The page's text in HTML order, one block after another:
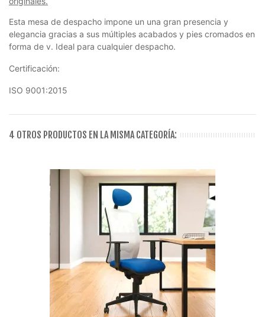
Esta mesa de despacho impone un una gran presencia y
elegancia gracias a sus múltiples acabados y pies cromados en
forma de v. Ideal para cualquier despacho.
Certificación:
ISO 9001:2015
4 OTROS PRODUCTOS EN LA MISMA CATEGORÍA: